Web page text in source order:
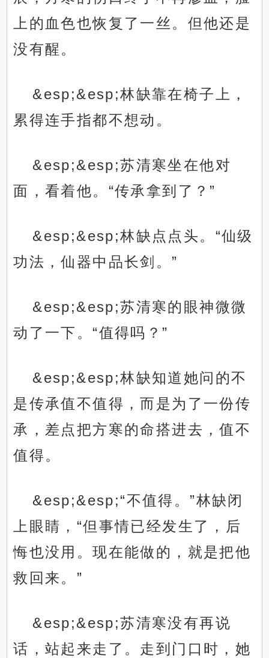
上的血色也恢复了一丝。但他还是
没有醒。
&esp;&esp;林缺靠在椅子上，
累得连手指都不想动。
&esp;&esp;苏清寒坐在他对
面，看着他。“传承拿到了？”
&esp;&esp;林缺点点头。“仙级
功法，仙器中品长剑。”
&esp;&esp;苏清寒的眼神微微
动了一下。“值得吗？”
&esp;&esp;林缺知道她问的不
是传承值不值得，而是为了一份传
承，差点把方寒的命搭进去，值不
值得。
&esp;&esp;“不值得。”林缺闭
上眼睛，“但事情已经发生了，后
悔也没用。现在能做的，就是把他
救回来。”
&esp;&esp;苏清寒没有再说
话，站起来走了。走到门口时，她